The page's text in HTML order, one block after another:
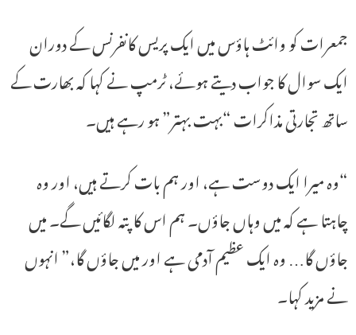
جمعرات کو وائٹ ہاؤس میں ایک پریس کانفرنس کے دوران
ایک سوال کا جواب دیتے ہوئے، ٹرمپ نے کہا کہ بھارت کے
ساتھ تجارتی مذاکرات “بہت بہتر” ہو رہے ہیں۔
“وہ میرا ایک دوست ہے، اور ہم بات کرتے ہیں، اور وہ
چاہتا ہے کہ میں وہاں جاؤں۔ ہم اس کا پتہ لگائیں گے۔ میں
جاؤں گا… وہ ایک عظیم آدمی ہے اور میں جاؤں گا،” انہوں
نے مزید کہا۔